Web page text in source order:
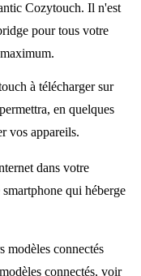
Cozytouch. Il n'est
pour tous votre
à télécharger sur
en quelques
vos appareils.
dans votre
qui héberge
modèles connectés
connectés, voir